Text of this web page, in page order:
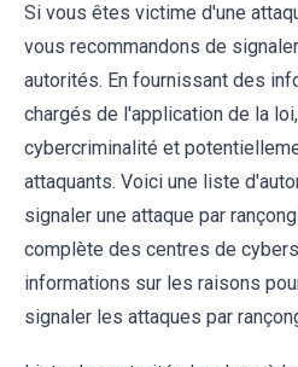
Si vous êtes victime d'une
vous recommandons de
autorités. En fournissant des
chargés de l'application de la
cybercriminalité et
attaquants. Voici une liste
signaler une attaque par
complète des centres de
informations sur les raisons
signaler les attaques par